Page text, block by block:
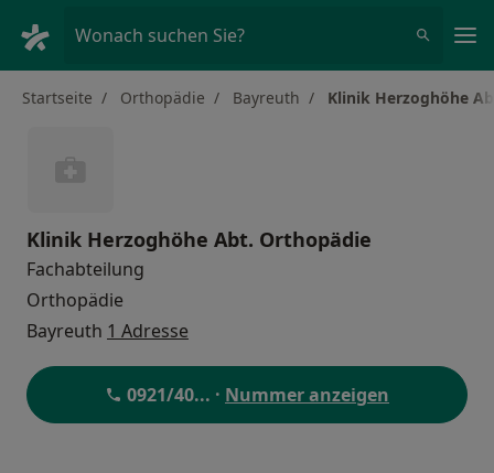
Wonach suchen Sie?
Startseite Orthopädie Bayreuth Klinik Herzoghöhe
Klinik Herzoghöhe Abt. Orthopädie
Fachabteilung
Orthopädie
Bayreuth 1 Adresse
0921/40... · Nummer anzeigen